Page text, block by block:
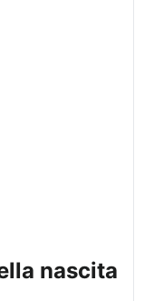
nascita